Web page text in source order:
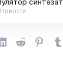
Новости
LinkedIn
Reddit